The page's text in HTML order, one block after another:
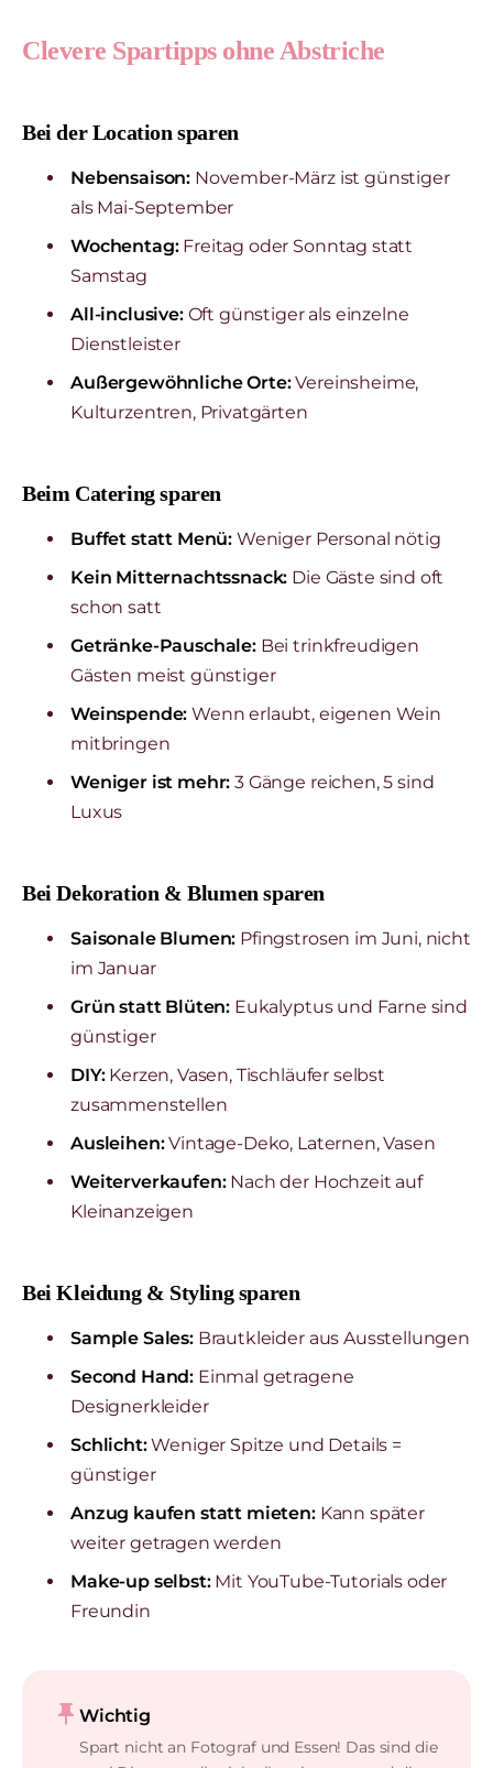
Clevere Spartipps ohne Abstriche
Bei der Location sparen
Nebensaison: November-März ist günstiger
als Mai-September
Wochentag:Freitag oder Sonntag statt
Samstag
All-inclusive:Oft günstiger als einzelne
Dienstleister
Außergewöhnliche Orte:Vereinsheime,
Kulturzentren, Privatgärten
Beim Catering sparen
Buffet statt Menü: Weniger Personal nötig
Kein Mitternachtssnack: Die Gäste sind oft
schon satt
Getränke-Pauschale:Bei trinkfreudigen
Gästen meist günstiger
Weinspende: Wenn erlaubt, eigenen Wein
mitbringen
Weniger ist mehr: 3 Gänge reichen, 5 sind
Luxus
Bei Dekoration & Blumen sparen
Saisonale Blumen: Pfingstrosen im Juni, nicht
im Januar
Grün statt Blüten: Eukalyptus und Farne sind
günstiger
DIY:Kerzen, Vasen, Tischläufer selbst
zusammenstellen
Ausleihen:Vintage-Deko, Laternen, Vasen
Weiterverkaufen:Nach der Hochzeit auf
Kleinanzeigen
Bei Kleidung & Styling sparen
Sample Sales:Brautkleider aus Ausstellungen
Second Hand: Einmal getragene
Designerkleider
Schlicht:Weniger Spitze und Details =
günstiger
Anzug kaufen statt mieten:Kann später
weiter getragen werden
Make-up selbst:Mit YouTube-Tutorials oder
Freundin
push_pin Wichtig
Spart nicht an Fotograf und Essen! Das sind die